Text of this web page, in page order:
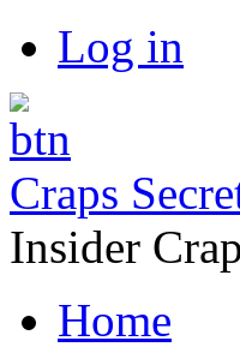
Log in
Craps
Insider
Home